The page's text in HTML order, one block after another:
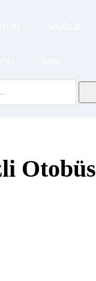
Otobüs